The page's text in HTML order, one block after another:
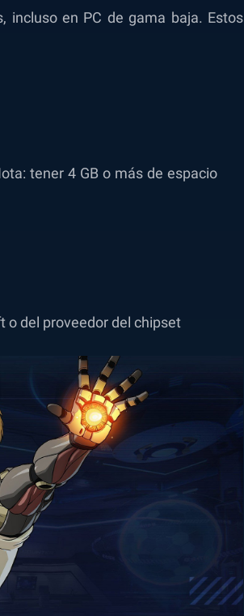
incluso en PC de gama baja. Estos
tener 4 GB o más de espacio
o del proveedor del chipset